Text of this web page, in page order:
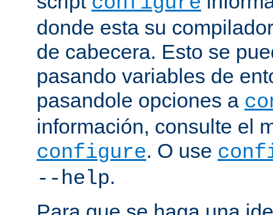
donde esta su
de cabecera. Esto se
pasando variables de
pasandole opciones a
información, consulte el
configure. O use
--help.